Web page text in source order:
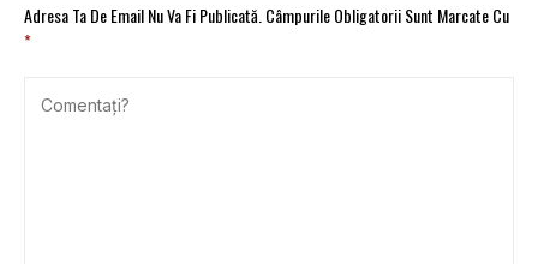
Adresa Ta De Email Nu Va Fi Publicată. Câmpurile Obligatorii Sunt Marcate Cu
*